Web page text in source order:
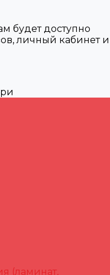
будет доступно
личный кабинет и
(ламинат,